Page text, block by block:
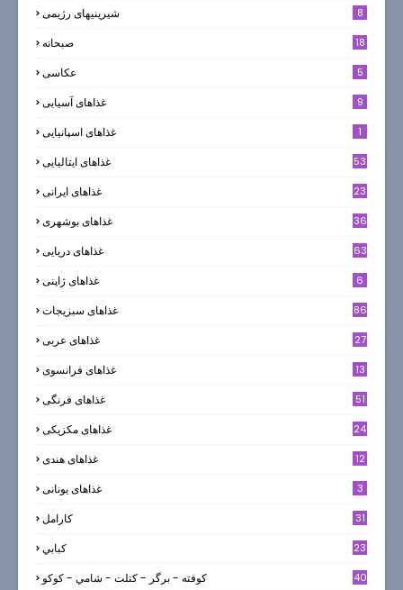
شیرینیهای رژیمی 8
صبحانه 18
عکاسی 5
غذاهای آسیایی 9
غذاهای اسپانیایی 1
غذاهای ایتالیایی 53
غذاهای ایرانی 23
غذاهای بوشهری 36
غذاهای دریایی 63
غذاهای ژاپنی 6
غذاهای سبزیجات 86
غذاهای عربی 27
غذاهای فرانسوی 13
غذاهای فرنگی 51
غذاهای مکزیکی 24
غذاهای هندی 12
غذاهای یونانی 3
كارامل 31
كبابي 23
كوفته - برگر - كتلت - شامي - كوكو 40